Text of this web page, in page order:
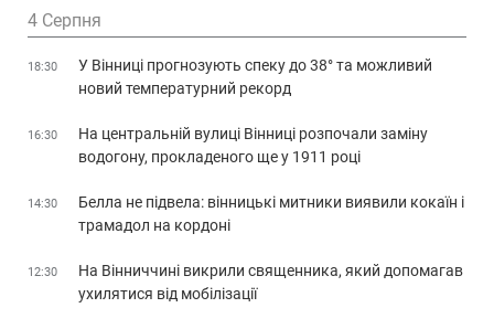
4 Серпня
18:30
У Вінниці прогнозують спеку до 38° та можливий
новий температурний рекорд
16:30
На центральній вулиці Вінниці розпочали заміну
водогону, прокладеного ще у 1911 році
14:30
Белла не підвела: вінницькі митники виявили кокаїн і
трамадол на кордоні
12:30
На Вінниччині викрили священника, який допомагав
ухилятися від мобілізації